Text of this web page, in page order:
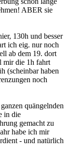
ABER sie
130h und besser
ich eig. nur noch
ab dem 19. dort
mir die 1h fahrt
(scheinbar haben
noch
quängelnden
in die
gemacht zu
habe ich mir
- und natürlich